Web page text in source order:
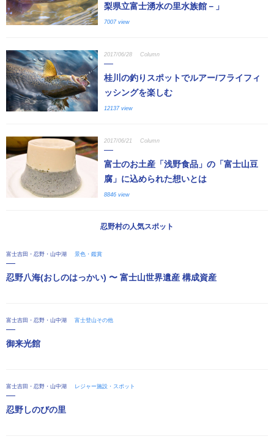
梨県立富士湧水の里水族館－」
7007 view
2017/06/28 Column
桂川の釣りスポットでルアー/フライフィ
ッシングを楽しむ
12137 view
2017/06/21 Column
富士のお土産「浅野食品」の「富士山豆
腐」に込められた想いとは
8846 view
忍野村の人気スポット
富士吉田・忍野・山中湖 景色・鑑賞
忍野八海(おしのはっかい) 〜 富士山世界遺産 構成資産
富士吉田・忍野・山中湖 富士登山その他
御来光館
富士吉田・忍野・山中湖 レジャー施設・スポット
忍野しのびの里